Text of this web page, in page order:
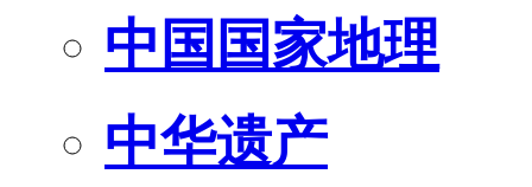
中国国家地理
中华遗产